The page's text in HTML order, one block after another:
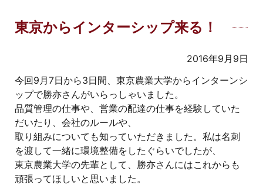
東京からインターシップ来る！
2016年9月9日
今回9月7日から3日間、東京農業大学からインターンシ
ップで勝亦さんがいらっしゃいました。
品質管理の仕事や、営業の配達の仕事を経験していた
だいたり、会社のルールや、
取り組みについても知っていただきました。私は名刺
を渡して一緒に環境整備をしたぐらいでしたが、
東京農業大学の先輩として、勝亦さんにはこれからも
頑張ってほしいと思いました。